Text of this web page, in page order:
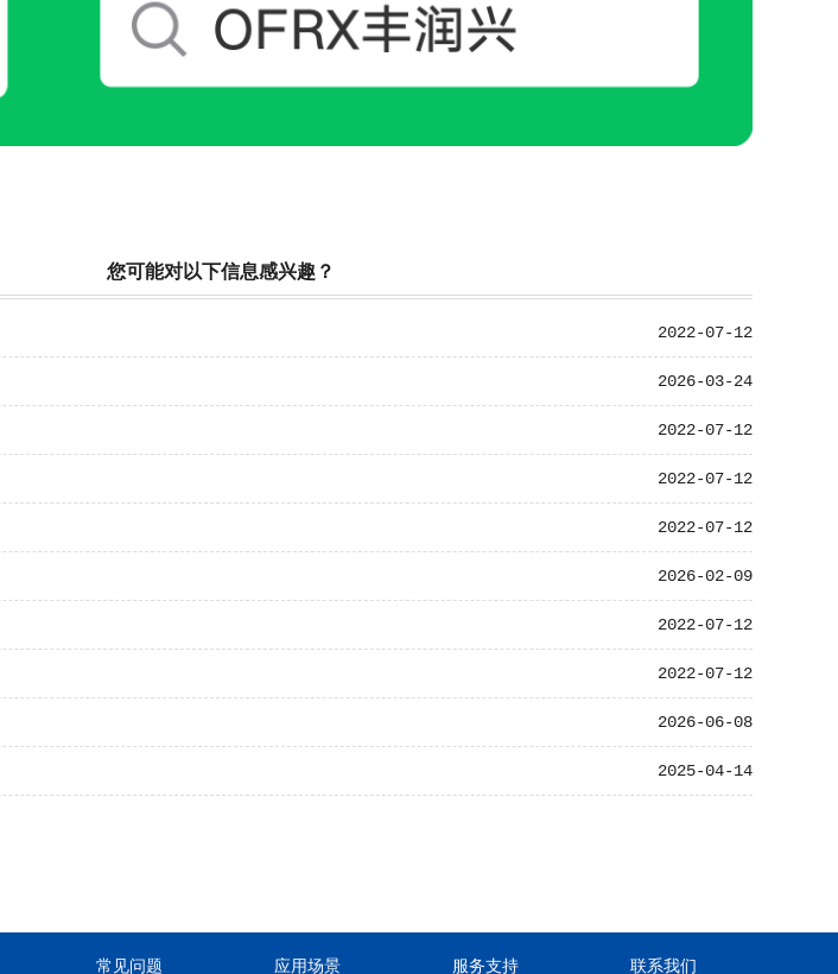
您可能对以下信息感兴趣？
2022-07-12
2026-03-24
2022-07-12
2022-07-12
2022-07-12
2026-02-09
2022-07-12
2022-07-12
2026-06-08
2025-04-14
常见问题 应用场景 服务支持 联系我们